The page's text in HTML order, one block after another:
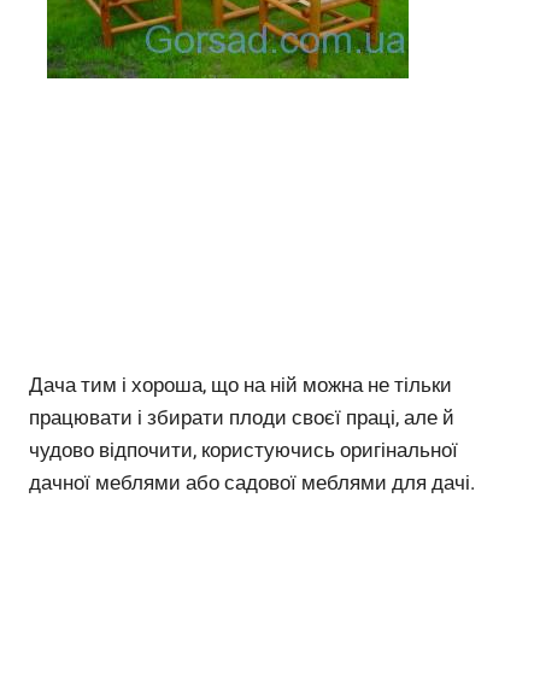
Дача тим і хороша, що на ній можна не тільки
працювати і збирати плоди своєї праці, але й
чудово відпочити, користуючись оригінальної
дачної меблями або садової меблями для дачі.